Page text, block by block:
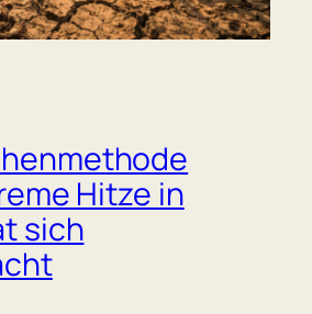
Hitze in
sich